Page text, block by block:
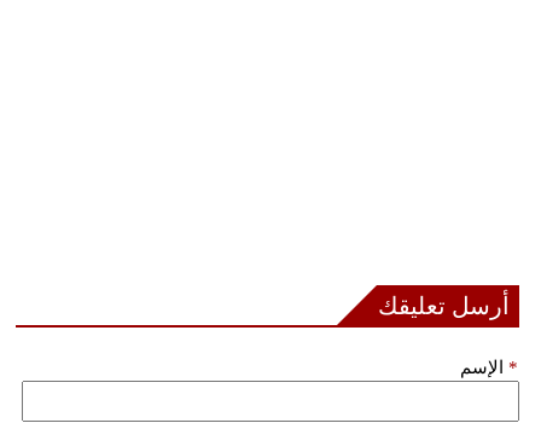
مدوَّنات
أبراج
أرسل تعليقك
الإسم *